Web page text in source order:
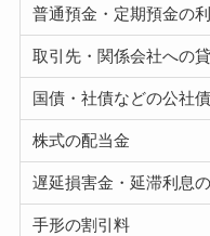
普通預金・定期預金の
取引先・関係会社への
国債・社債などの公社
株式の配当金
遅延損害金・延滞利息
手形の割引料